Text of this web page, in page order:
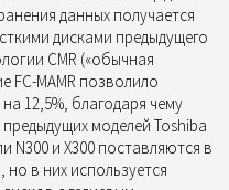
данных получается
дисками предыдущего
CMR («обычная
FC-MAMR позволило
12,5%, благодаря чему
моделей Toshiba
N300 и X300 поставляются в
, но в них используется